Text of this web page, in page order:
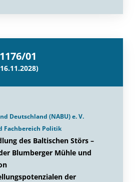
01
Deutschland (NABU) e. V.
Fachbereich Politik
des Baltischen Störs –
Blumberger Mühle und
der